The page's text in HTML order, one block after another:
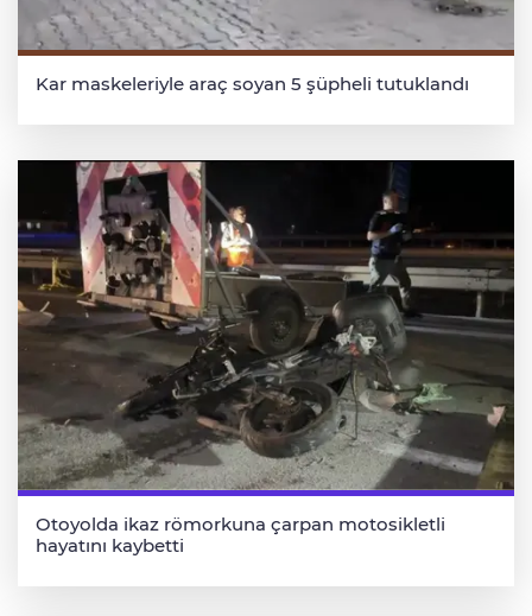
Kar maskeleriyle araç soyan 5 şüpheli tutuklandı
Otoyolda ikaz römorkuna çarpan motosikletli
hayatını kaybetti